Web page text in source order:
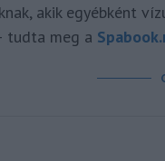
akik egyébként
tudta meg a